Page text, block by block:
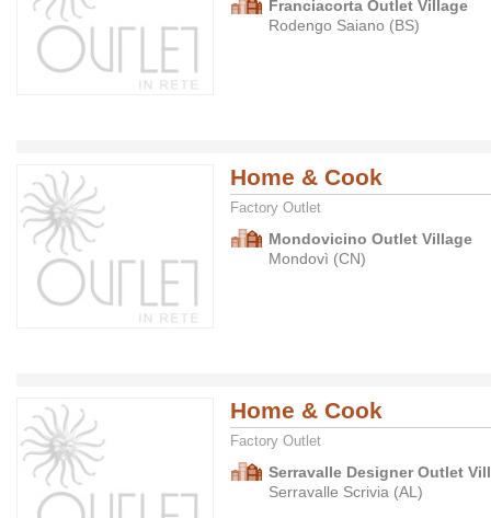
Franciacorta Outlet Village
Rodengo Saiano (BS)
Home & Cook
Factory Outlet
Mondovicino Outlet Village
Mondovì (CN)
Home & Cook
Factory Outlet
Serravalle Designer Outlet
Serravalle Scrivia (AL)